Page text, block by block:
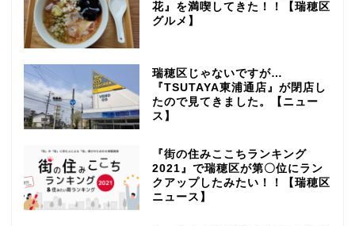
花』を満喫してきた！！【瑞穂区
グルメ】
瑞穂区じゃないですが…
『TSUTAYA東浦通店』が閉店し
たので見てきました。【ニュー
ス】
『街の住みここちランキング
2021』で瑞穂区が第〇位にラン
クアップしたみたい！！【瑞穂区
ニュース】